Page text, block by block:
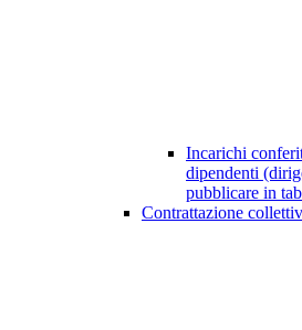
Incarichi
dipendenti
pubblicare in
Contrattazione